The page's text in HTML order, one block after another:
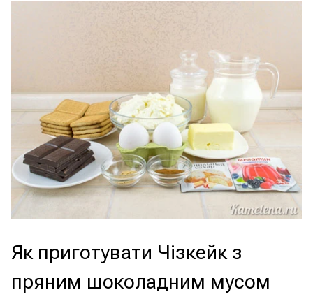
Як приготувати Чізкейк з
пряним шоколадним мусом